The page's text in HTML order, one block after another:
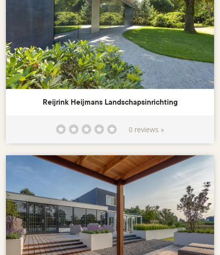
Reijrink Heijmans Landschapsinrichting
0 reviews »